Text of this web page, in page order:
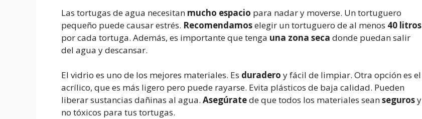
Las tortugas de agua necesitan mucho espacio para nadar y moverse. Un tortuguero
pequeño puede causar estrés. Recomendamoselegir un tortuguero de al menos 40 litros
por cada tortuga. Además, es importante que tenga una zona seca donde puedan salir
del agua y descansar.
El vidrio es uno de los mejores materiales. Es duradero y fácil de limpiar. Otra opción es el
acrílico, que es más ligero pero puede rayarse. Evita plásticos de baja calidad. Pueden
liberar sustancias dañinas al agua. Asegúratede que todos los materiales seansegurosy
no tóxicos para tus tortugas.